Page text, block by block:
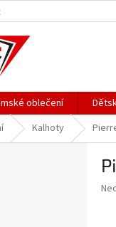
oblečení
Kalhoty